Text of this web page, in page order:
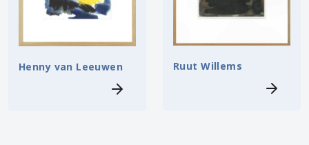
Henny van Leeuwen Ruut Willems